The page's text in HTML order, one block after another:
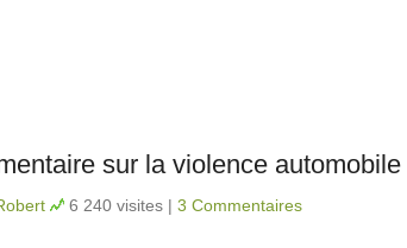
sur la violence automobile
6 240 visites | 3 Commentaires